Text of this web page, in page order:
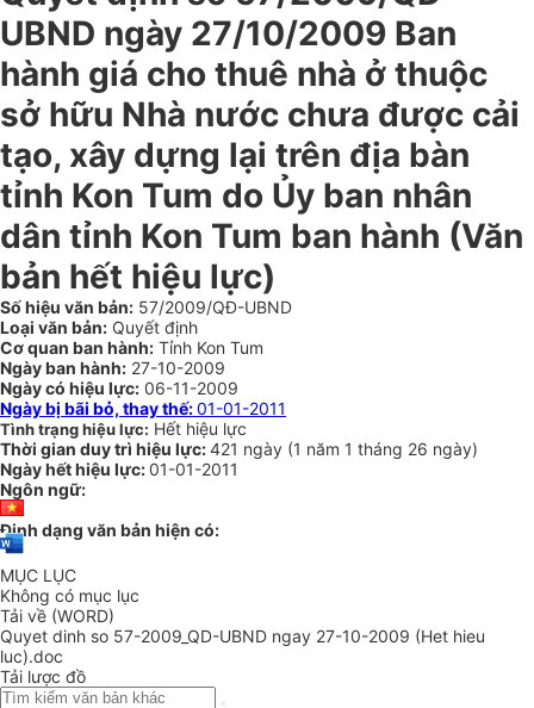
UBND ngày 27/10/2009 Ban
hành giá cho thuê nhà ở thuộc
sở hữu Nhà nước chưa được cải
tạo, xây dựng lại trên địa bàn
tỉnh Kon Tum do Ủy ban nhân
dân tỉnh Kon Tum ban hành (Văn
bản hết hiệu lực)
Số hiệu văn bản: 57/2009/QĐ-UBND
Loại văn bản: Quyết định
Cơ quan ban hành: Tỉnh Kon Tum
Ngày ban hành: 27-10-2009
Ngày có hiệu lực: 06-11-2009
Ngày bị bãi bỏ, thay thế:01-01-2011
Tình trạng hiệu lực: Hết hiệu lực
Thời gian duy trì hiệu lực:421 ngày (1 năm 1 tháng 26 ngày)
Ngày hết hiệu lực:01-01-2011
Ngôn ngữ:
Định dạng văn bản hiện có:
MỤC LỤC
Không có mục lục
Tải về (WORD)
Quyet dinh so 57-2009_QD-UBND ngay 27-10-2009 (Het hieu
luc).doc
Tải lược đồ